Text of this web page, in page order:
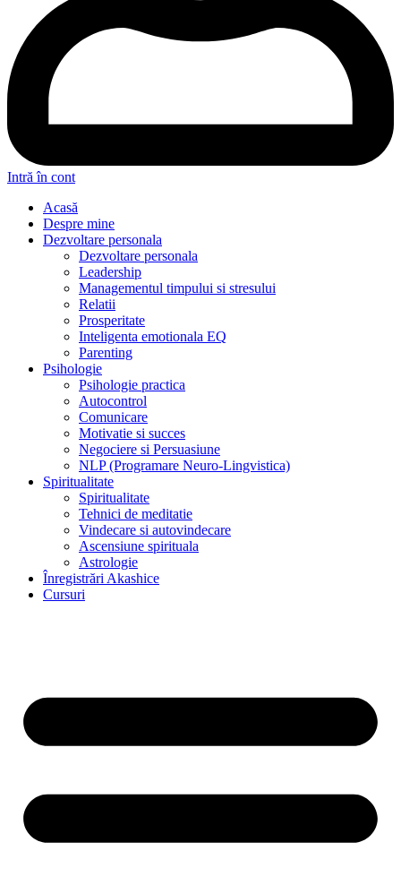
Intră în cont
Acasă
Despre mine
Dezvoltare personala
Dezvoltare personala
Leadership
Managementul timpului si stresului
Relatii
Prosperitate
Inteligenta emotionala EQ
Parenting
Psihologie
Psihologie practica
Autocontrol
Comunicare
Motivatie si succes
Negociere si Persuasiune
NLP (Programare Neuro-Lingvistica)
Spiritualitate
Spiritualitate
Tehnici de meditatie
Vindecare si autovindecare
Ascensiune spirituala
Astrologie
Înregistrări Akashice
Cursuri